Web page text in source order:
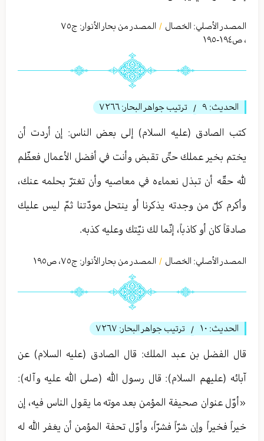
المصدر الأصلي: الخصال / المصدر من بحار الأنوار: ج٧٥
، ص١٩٤-١٩٥
الحديث: ٩ / ترتيب جواهر البحار: ٧٢٦٦
كتب الصادق (عليه السلام) إلى بعض الناس: إن أردت أن
يختم بخير عملك حتّى تقبض وأنت في أفضل الأعمال فعظّم
لله حقّه أن تبذل نعماءه في معاصيه وأن تغترّ بحلمه عنك،
وأكرم كلّ من وجدته يذكرنا أو ينتحل مودّتنا ثمّ ليس عليك
صادقاً كان أو كاذباً، إنّما لك نيّتك وعليه كذبه.
المصدر الأصلي: الخصال / المصدر من بحار الأنوار: ج٧٥، ص١٩٥
الحديث: ١۰ / ترتيب جواهر البحار: ٧٢٦٧
قال الفضل بن عبد الملك: قال الصادق (عليه السلام) عن
آبائه (عليهم السلام): قال رسول الله (صلى الله عليه وآله):
«أوّل عنوان صحيفة المؤمن بعد موته ما يقول الناس فيه، إن
خيراً فخيراً وإن شرّاً فشرّاً، وأوّل تحفة المؤمن أن يغفر الله له